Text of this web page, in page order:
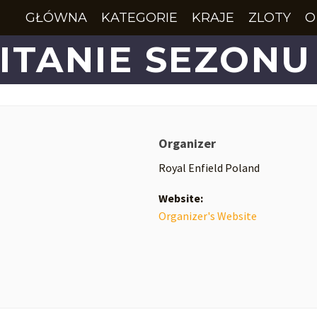
GŁÓWNA KATEGORIE KRAJE ZLOTY
Organizer
Royal Enfield Poland
Website:
Organizer's Website